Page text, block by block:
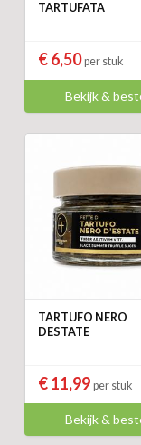
TARTUFATA
€ 6,50per stuk
Bekijk &
TARTUFO NERO
DESTATE
€ 11,99 per stuk
Bekijk &